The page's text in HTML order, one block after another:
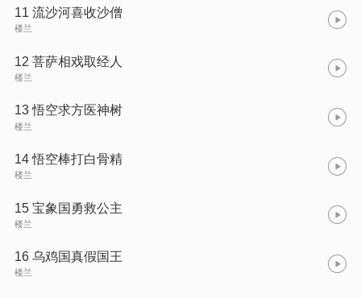
11 流沙河喜收沙僧
楼兰
12 菩萨相戏取经人
楼兰
13 悟空求方医神树
楼兰
14 悟空棒打白骨精
楼兰
15 宝象国勇救公主
楼兰
16 乌鸡国真假国王
楼兰